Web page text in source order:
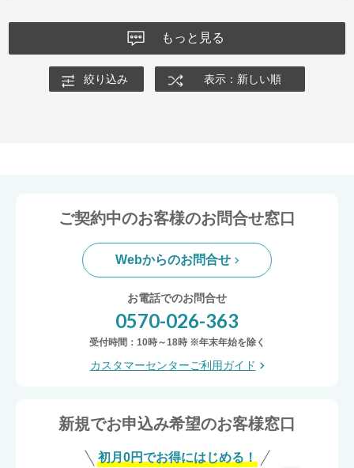
もっと見る
絞り込み 表示：新しい順
ご契約中のお客様のお問合せ窓口
Webからのお問合せ
お電話でのお問合せ
0570-026-363
受付時間：10時～18時 ※年末年始を除く
カスタマーセンターご利用ガイド
新規でお申込み希望のお客様窓口
初月0円でお得にはじめる！